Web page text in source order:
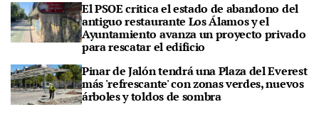
El PSOE critica el estado de abandono del
antiguo restaurante Los Álamos y el
Ayuntamiento avanza un proyecto privado
para rescatar el edificio
Pinar de Jalón tendrá una Plaza del Everest
más 'refrescante' con zonas verdes, nuevos
árboles y toldos de sombra